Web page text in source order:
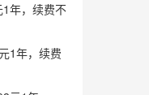
年，续费不
1年，续费